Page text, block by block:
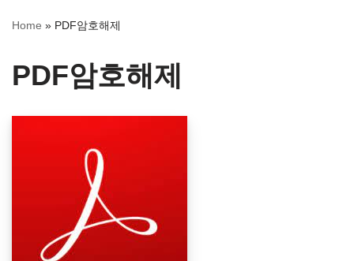
뛰
Home » PDF암호해제
PDF암호해제